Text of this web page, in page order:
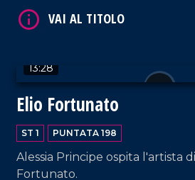
13:28
Elio Fortunato
ST 1 PUNTATA 198
Alessia Principe ospita l'artista
Fortunato.
VAI AL TITOLO